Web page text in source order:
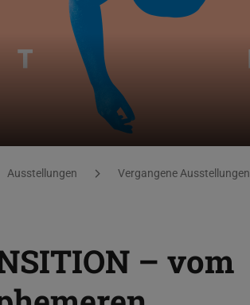
Ausstellungen Vergangene Ausstellungen
– vom